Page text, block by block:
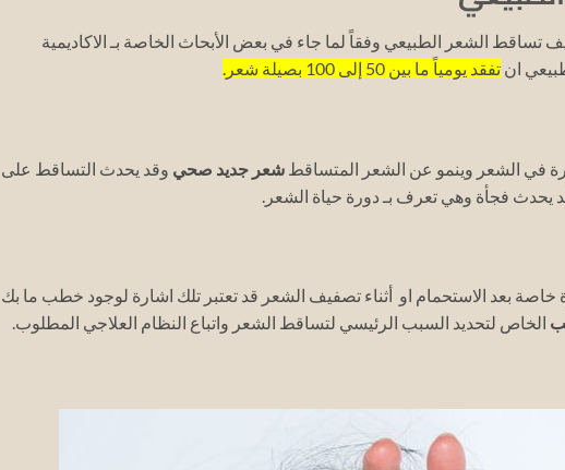
تساقط الشعر الطبيعي وفقاً لما جاء في بعض الأبحاث الخاصة بـ الاكاديمية
ان تفقد يومياً ما بين 50 إلى 100 بصيلة شعر.
في الشعر وينمو عن الشعر المتساقط شعر جديد صحي وقد يحدث التساقط على
يحدث فجأة وهي تعرف بـ دورة حياة الشعر.
بعد الاستحمام او أثناء تصفيف الشعر قد تعتبر تلك اشارة لوجود خطب ما بك
الخاص لتحديد السبب الرئيسي لتساقط الشعر واتباع النظام العلاجي المطلوب.